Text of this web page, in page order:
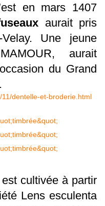
en mars 1407
aurait pris
Une jeune
aurait
du Grand
dentelle-et-broderie.html
cultivée à partir
Lens esculenta